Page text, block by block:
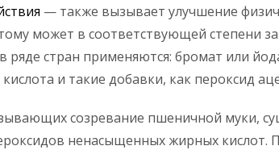
— также вызывает улучшение
может в соответствующей степени
ряде стран применяются: бромат или
и такие добавки, как пероксид
созревание пшеничной муки,
ненасыщенных жирных кислот.